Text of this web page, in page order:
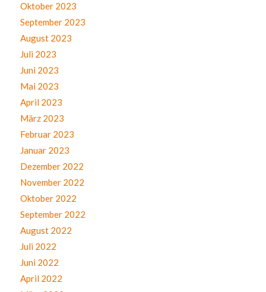
Oktober 2023
September 2023
August 2023
Juli 2023
Juni 2023
Mai 2023
April 2023
März 2023
Februar 2023
Januar 2023
Dezember 2022
November 2022
Oktober 2022
September 2022
August 2022
Juli 2022
Juni 2022
April 2022